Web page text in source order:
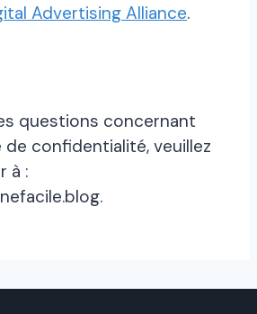
Advertising Alliance.
questions concernant
confidentialité, veuillez
à :